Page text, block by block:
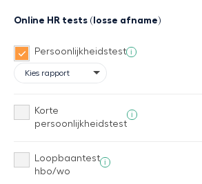
Online HR tests (losse afname)
Persoonlijkheidstest i
Korte
persoonlijkheidstest
i
Loopbaantest
hbo/wo
i